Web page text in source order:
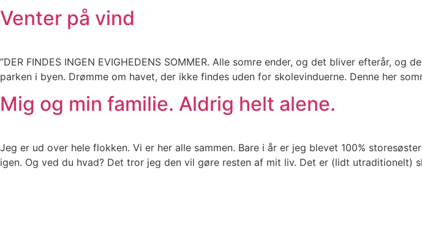
Venter på vind
”DER FINDES INGEN EVIGHEDENS SOMMER. Alle somre ender, og det bliver efterår,
parken i byen. Drømme om havet, der ikke findes uden for skolevinduerne. Denne her
Mig og min familie. Aldrig helt alene.
Jeg er ud over hele flokken. Vi er her alle sammen. Bare i år er jeg blevet 100%
igen. Og ved du hvad? Det tror jeg den vil gøre resten af mit liv. Det er (lidt utraditionelt)